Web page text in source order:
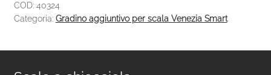
COD: 40324
Categoria: Gradino aggiuntivo per scala Venezia Smart